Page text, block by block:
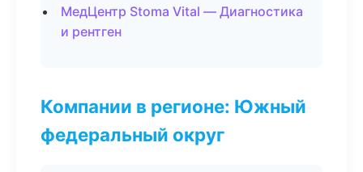
МедЦентр Stoma Vital — Диагностика
и рентген
Компании в регионе: Южный
федеральный округ